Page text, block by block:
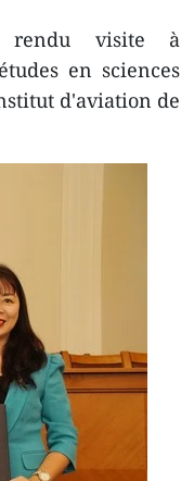
rendu visite à
en sciences
d'aviation de